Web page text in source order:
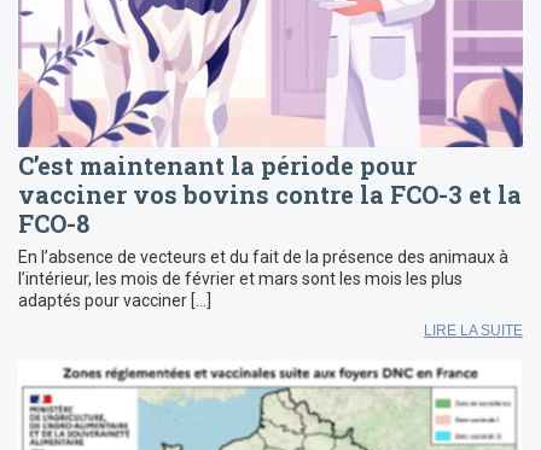
C’est maintenant la période pour
vacciner vos bovins contre la FCO-3 et la
FCO-8
En l’absence de vecteurs et du fait de la présence des animaux à
l’intérieur, les mois de février et mars sont les mois les plus
adaptés pour vacciner […]
LIRE LA SUITE